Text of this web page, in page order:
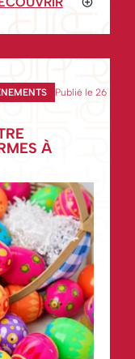
Publié le 26 mars
À